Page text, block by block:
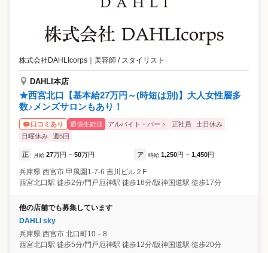
株式会社DAHLIcorps 美容師 / スタイリスト
DAHLI本店
★西宮北口【基本給27万円～(時短は別)】大人女性層多
数♪メンズサロンもあり！
口コミあり 通信生歓迎 アルバイト・パート 正社員
土日休み
日曜休み
週5回
正 月給 27万円 ~ 50万円 ア 時給 1,250円 ~ 1,450円
兵庫県 西宮市 甲風園1-7-6 吉川ビル２F
西宮北口駅 徒歩2分/門戸厄神駅 徒歩16分/阪神国道駅 徒歩17分
他の店舗でも募集しています
DAHLI sky
兵庫県 西宮市 北口町10－8
西宮北口駅 徒歩5分/門戸厄神駅 徒歩12分/阪神国道駅 徒歩20分